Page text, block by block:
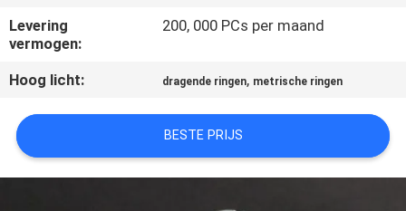
Levering
vermogen:
200, 000 PCs per maand
Hoog licht: dragende ringen, metrische ringen
BESTE PRIJS